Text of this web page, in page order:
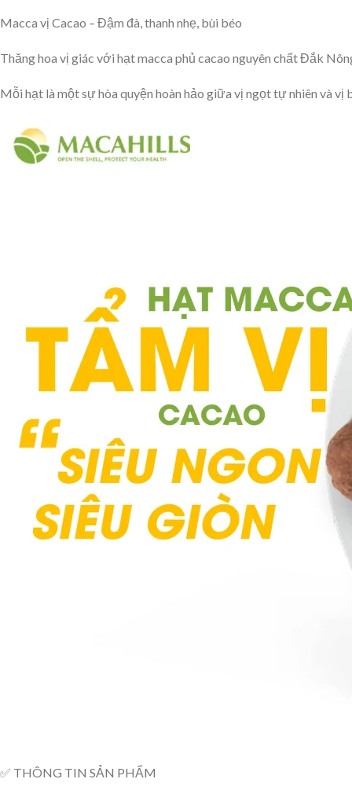
Macca vị Cacao – Đậm đà, thanh nhẹ, bùi béo
Thăng hoa vị giác với hạt macca phủ cacao nguyên chất Đắk
Mỗi hạt là một sự hòa quyện hoàn hảo giữa vị ngọt tự nhiên và
✅ THÔNG TIN SẢN PHẨM